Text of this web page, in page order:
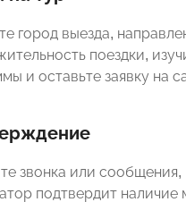
город выезда,
поездки,
и оставьте заявку на
звонка или сообщения,
подтвердит наличие